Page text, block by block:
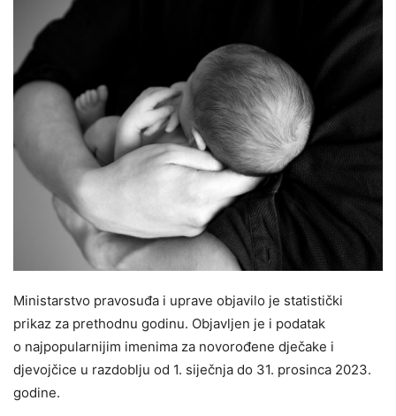
Ministarstvo pravosuđa i uprave objavilo je statistički
prikaz za prethodnu godinu. Objavljen je i podatak
o najpopularnijim imenima za novorođene dječake i
djevojčice u razdoblju od 1. siječnja do 31. prosinca 2023.
godine.